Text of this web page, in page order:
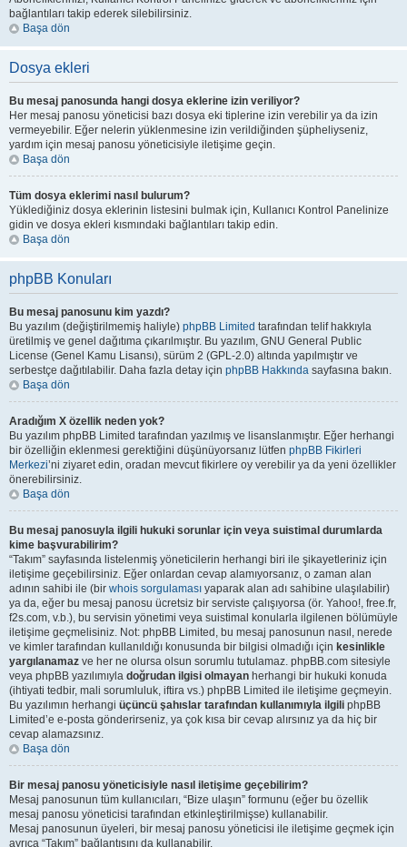
bağlantıları takip ederek silebilirsiniz.
Başa dön
Dosya ekleri
Bu mesaj panosunda hangi dosya eklerine izin veriliyor?
Her mesaj panosu yöneticisi bazı dosya eki tiplerine izin verebilir ya da izin
vermeyebilir. Eğer nelerin yüklenmesine izin verildiğinden şüpheliyseniz,
yardım için mesaj panosu yöneticisiyle iletişime geçin.
Başa dön
Tüm dosya eklerimi nasıl bulurum?
Yüklediğiniz dosya eklerinin listesini bulmak için, Kullanıcı Kontrol Panelinize
gidin ve dosya ekleri kısmındaki bağlantıları takip edin.
Başa dön
phpBB Konuları
Bu mesaj panosunu kim yazdı?
Bu yazılım (değiştirilmemiş haliyle) phpBB Limited tarafından telif hakkıyla
üretilmiş ve genel dağıtıma çıkarılmıştır. Bu yazılım, GNU General Public
License (Genel Kamu Lisansı), sürüm 2 (GPL-2.0) altında yapılmıştır ve
serbestçe dağıtılabilir. Daha fazla detay için phpBB Hakkında sayfasına bakın.
Başa dön
Aradığım X özellik neden yok?
Bu yazılım phpBB Limited tarafından yazılmış ve lisanslanmıştır. Eğer herhangi
bir özelliğin eklenmesi gerektiğini düşünüyorsanız lütfen phpBB Fikirleri
Merkezi’ni ziyaret edin, oradan mevcut fikirlere oy verebilir ya da yeni özellikler
önerebilirsiniz.
Başa dön
Bu mesaj panosuyla ilgili hukuki sorunlar için veya suistimal durumlarda
kime başvurabilirim?
“Takım” sayfasında listelenmiş yöneticilerin herhangi biri ile şikayetleriniz için
iletişime geçebilirsiniz. Eğer onlardan cevap alamıyorsanız, o zaman alan
adının sahibi ile (bir whois sorgulaması yaparak alan adı sahibine ulaşılabilir)
ya da, eğer bu mesaj panosu ücretsiz bir serviste çalışıyorsa (ör. Yahoo!, free.fr,
f2s.com, v.b.), bu servisin yönetimi veya suistimal konularla ilgilenen bölümüyle
iletişime geçmelisiniz. Not: phpBB Limited, bu mesaj panosunun nasıl, nerede
ve kimler tarafından kullanıldığı konusunda bir bilgisi olmadığı için kesinlikle
yargılanamaz ve her ne olursa olsun sorumlu tutulamaz. phpBB.com sitesiyle
veya phpBB yazılımıyla doğrudan ilgisi olmayan herhangi bir hukuki konuda
(ihtiyati tedbir, mali sorumluluk, iftira vs.) phpBB Limited ile iletişime geçmeyin.
Bu yazılımın herhangi üçüncü şahıslar tarafından kullanımıyla ilgili phpBB
Limited’e e-posta gönderirseniz, ya çok kısa bir cevap alırsınız ya da hiç bir
cevap alamazsınız.
Başa dön
Bir mesaj panosu yöneticisiyle nasıl iletişime geçebilirim?
Mesaj panosunun tüm kullanıcıları, “Bize ulaşın” formunu (eğer bu özellik
mesaj panosu yöneticisi tarafından etkinleştirilmişse) kullanabilir.
Mesaj panosunun üyeleri, bir mesaj panosu yöneticisi ile iletişime geçmek için
ayrıca “Takım” bağlantısını da kullanabilir.